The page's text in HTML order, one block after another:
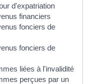
d'expatriation
financiers
fonciers de
fonciers de
liées à l'invalidité
perçues par un